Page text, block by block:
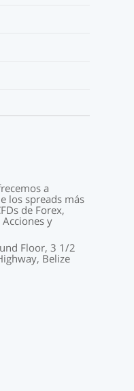
a
los spreads más
de Forex,
y
Floor, 3 1/2
Belize